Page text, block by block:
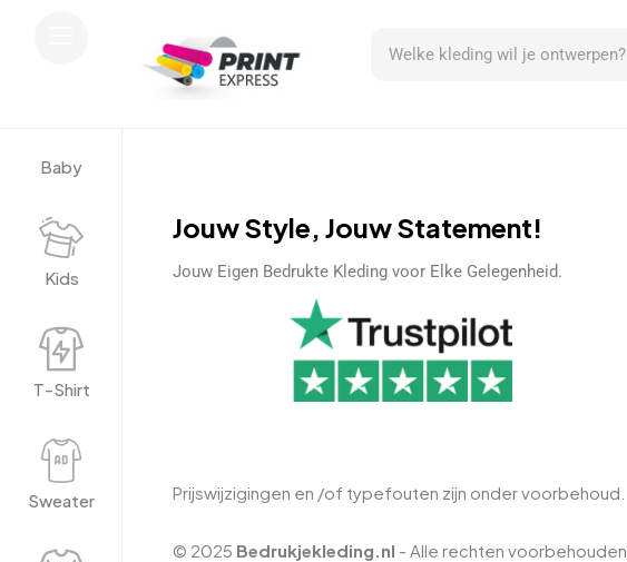
Baby
Kids
T-Shirt
Sweater
Jouw Style, Jouw Statement!
Jouw Eigen Bedrukte Kleding voor Elke Gelegenheid.
Prijswijzigingen en /of typefouten zijn onder voorbehoud.
© 2025 Bedrukjekleding.nl - Alle rechten voorbehouden.